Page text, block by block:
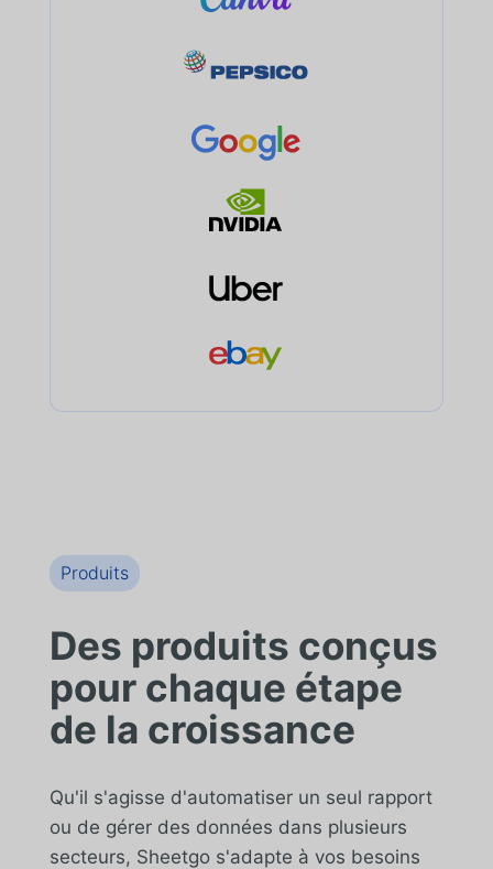
Produits
Des produits conçus
pour chaque étape
de la croissance
Qu'il s'agisse d'automatiser un seul rapport
ou de gérer des données dans plusieurs
secteurs, Sheetgo s'adapte à vos besoins